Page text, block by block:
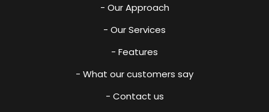
- Our Approach
- Our Services
- Features
- What our customers say
- Contact us